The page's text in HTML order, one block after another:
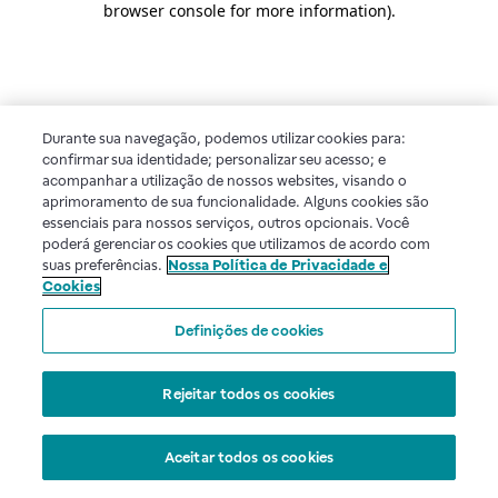
browser console for more information).
Durante sua navegação, podemos utilizar cookies para:
confirmar sua identidade; personalizar seu acesso; e
acompanhar a utilização de nossos websites, visando o
aprimoramento de sua funcionalidade. Alguns cookies são
essenciais para nossos serviços, outros opcionais. Você
poderá gerenciar os cookies que utilizamos de acordo com
suas preferências. Nossa Política de Privacidade e
Cookies
Definições de cookies
Rejeitar todos os cookies
Aceitar todos os cookies